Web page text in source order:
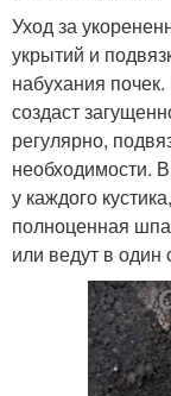
Уход за
укрытий и
набухания
создаст
регулярно,
необходимости.
у каждого
полноценная
или ведут в один